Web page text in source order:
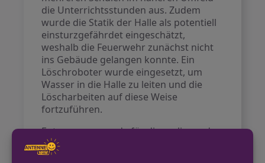
die Unterrichtsstunden aus. Zudem
wurde die Statik der Halle als potentiell
einsturzgefährdet eingeschätzt,
weshalb die Feuerwehr zunächst nicht
ins Gebäude gelangen konnte. Ein
Löschroboter wurde eingesetzt, um
Wasser in die Halle zu leiten und die
Löscharbeiten auf diese Weise
fortzuführen.
Entwarnung wurde für die umliegenden
Ortschaften Rösrath, Bergisch
Gladbach, Odenthal und Burscheid